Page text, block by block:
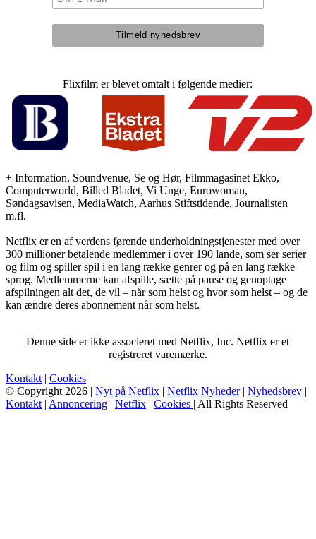
Flixfilm er blevet omtalt i følgende medier:
+ Information, Soundvenue, Se og Hør, Filmmagasinet Ekko,
Computerworld, Billed Bladet, Vi Unge, Eurowoman,
Søndagsavisen, MediaWatch, Aarhus Stiftstidende, Journalisten
m.fl.
Netflix er en af verdens førende underholdningstjenester med over
300 millioner betalende medlemmer i over 190 lande, som ser serier
og film og spiller spil i en lang række genrer og på en lang række
sprog. Medlemmerne kan afspille, sætte på pause og genoptage
afspilningen alt det, de vil – når som helst og hvor som helst – og de
kan ændre deres abonnement når som helst.
Denne side er ikke associeret med Netflix, Inc. Netflix er et
registreret varemærke.
Kontakt | Cookies
© Copyright 2026 | Nyt på Netflix | Netflix Nyheder| Nyhedsbrev |
Kontakt | Annoncering | Netflix | Cookies | All Rights Reserved